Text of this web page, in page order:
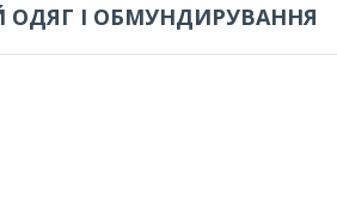
ОДЯГ І ОБМУНДИРУВАННЯ